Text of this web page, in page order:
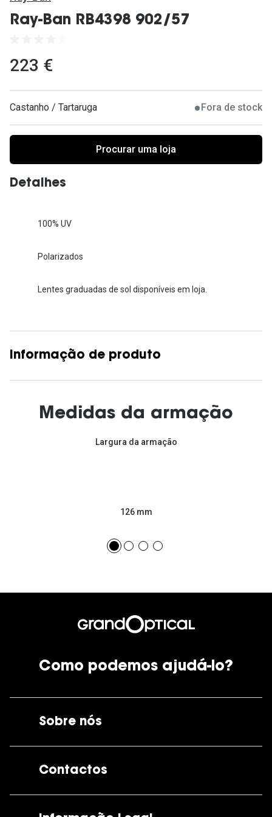
Ray-Ban RB4398 902/57
223 €
Castanho / Tartaruga Fora de stock
Procurar uma loja
Detalhes
100% UV
Polarizados
Lentes graduadas de sol disponíveis em loja.
Informação de produto
Medidas da armação
Largura da armação
126 mm
Como podemos ajudá-lo?
Sobre nós
Contactos